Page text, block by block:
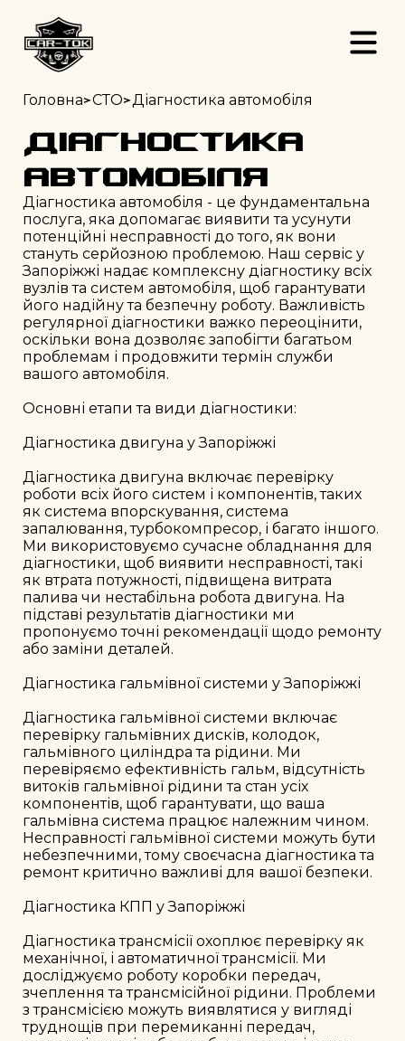
Головна>СТО>Діагностика автомобіля
Діагностика
автомобіля
Діагностика автомобіля - це фундаментальна
послуга, яка допомагає виявити та усунути
потенційні несправності до того, як вони
стануть серйозною проблемою. Наш сервіс у
Запоріжжі надає комплексну діагностику всіх
вузлів та систем автомобіля, щоб гарантувати
його надійну та безпечну роботу. Важливість
регулярної діагностики важко переоцінити,
оскільки вона дозволяє запобігти багатьом
проблемам і продовжити термін служби
вашого автомобіля.
Основні етапи та види діагностики:
Діагностика двигуна у Запоріжжі
Діагностика двигуна включає перевірку
роботи всіх його систем і компонентів, таких
як система впорскування, система
запалювання, турбокомпресор, і багато іншого.
Ми використовуємо сучасне обладнання для
діагностики, щоб виявити несправності, такі
як втрата потужності, підвищена витрата
палива чи нестабільна робота двигуна. На
підставі результатів діагностики ми
пропонуємо точні рекомендації щодо ремонту
або заміни деталей.
Діагностика гальмівної системи у Запоріжжі
Діагностика гальмівної системи включає
перевірку гальмівних дисків, колодок,
гальмівного циліндра та рідини. Ми
перевіряємо ефективність гальм, відсутність
витоків гальмівної рідини та стан усіх
компонентів, щоб гарантувати, що ваша
гальмівна система працює належним чином.
Несправності гальмівної системи можуть бути
небезпечними, тому своєчасна діагностика та
ремонт критично важливі для вашої безпеки.
Діагностика КПП у Запоріжжі
Діагностика трансмісії охоплює перевірку як
механічної, і автоматичної трансмісії. Ми
досліджуємо роботу коробки передач,
зчеплення та трансмісійної рідини. Проблеми
з трансмісією можуть виявлятися у вигляді
труднощів при перемиканні передач,